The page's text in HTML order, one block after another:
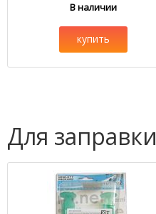
В наличии
купить
Для заправки